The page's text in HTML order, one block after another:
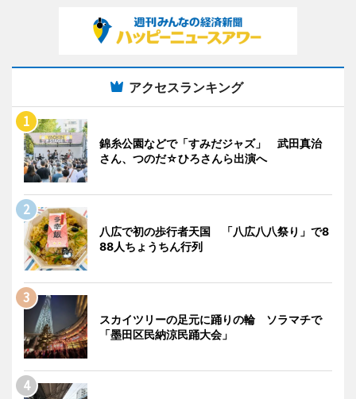
アクセスランキング
錦糸公園などで「すみだジャズ」 武田真治
さん、つのだ☆ひろさんら出演へ
八広で初の歩行者天国 「八広八八祭り」で8
88人ちょうちん行列
スカイツリーの足元に踊りの輪 ソラマチで
「墨田区民納涼民踊大会」